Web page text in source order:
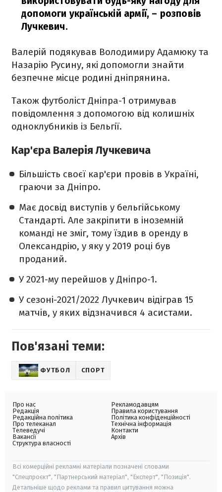
допомоги українській армії, – розповів
Лучкевич.
Валерій подякував Володимиру Адамюку та
Назарію Русину, які допомогли знайти
безпечне місце родині дніпрянина.
Також футболіст Дніпра-1 отримував
повідомлення з допомогою від колишніх
одноклубників із Бельгії.
Кар'єра Валерія Лучкевича
Більшість своєї кар'єри провів в Україні,
граючи за Дніпро.
Має досвід виступів у бельгійському
Стандарті. Але закріпити в іноземній
команді не зміг, тому їздив в оренду в
Олександрію, у яку у 2019 році був
проданий.
У 2021-му перейшов у Дніпро-1.
У сезоні-2021/2022 Лучкевич відіграв 15
матчів, у яких відзначився 4 асистами.
Пов'язані теми:
ФУТБОЛ СПОРТ
Про нас
Редакція
Редакційна політика
Про телеканал
Телеведучі
Вакансії
Структура власності
Рекламодавцям
Правила користування
Політика конфіденційності
Технічна інформація
Контакти
Архів
Всі комерційні рекламні матеріали позначені словами
"Спецпроєкт", "Партнерський матеріал", "Експерт", "Позиція".
Детальніше щодо реклами та правил цитування можна